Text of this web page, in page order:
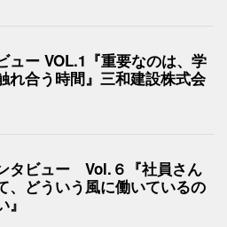
ュー VOL.1『重要なのは、学
れ合う時間』三和建設株式会
タビュー Vol.６『社員さん
、どういう風に働いているの